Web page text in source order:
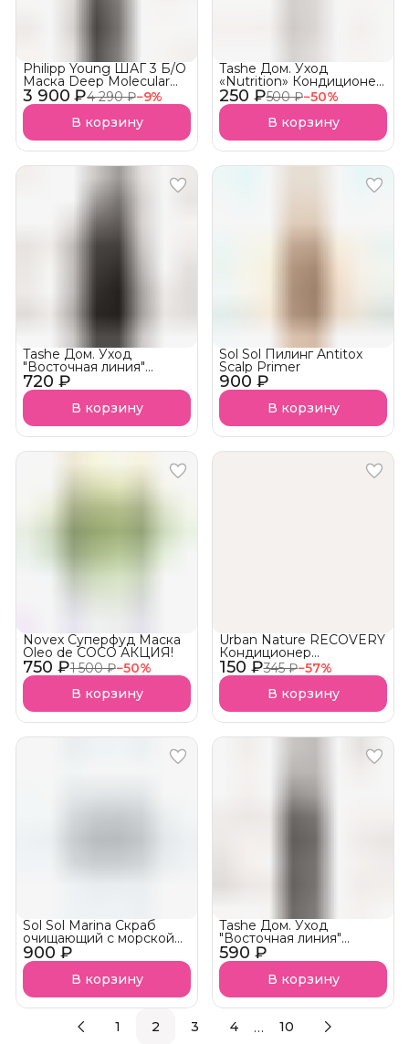
3 900 ₽4 290 ₽−9%
Philipp Young ШАГ 3 Б/О
Маска Deep Molecular
Conditioner
Ультраувлажняющая
(DM) Parfum free
В корзину
250 ₽500 ₽−50%
Tashe Дом. Уход
«Nutrition» Кондиционер
для волос АКЦИЯ!
Снятие с продажи
В корзину
720 ₽
Tashe Дом. Уход
"Восточная линия"
Кондиционер для волос
2 в 1 Сardamon
В корзину
900 ₽
Sol Sol Пилинг Antitox
Scalp Primer
В корзину
750 ₽1 500 ₽−50%
Novex Суперфуд Маска
Oleo de COCO АКЦИЯ!
В корзину
150 ₽345 ₽−57%
Urban Nature RECOVERY
Кондиционер
"Мгновенное
восстановление"
АКЦИЯ!В корзину
900 ₽
Sol Sol Marina Скраб
очищающий с морской
солью
В корзину
590 ₽
Tashe Дом. Уход
"Восточная линия"
Сыворотка для густоты
волос Moringa
В корзину
1 2 3 4 … 10